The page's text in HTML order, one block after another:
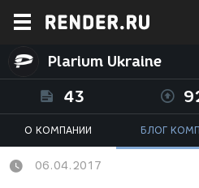
Plarium Ukraine
43
О КОМПАНИИ БЛОГ
06.04.2017